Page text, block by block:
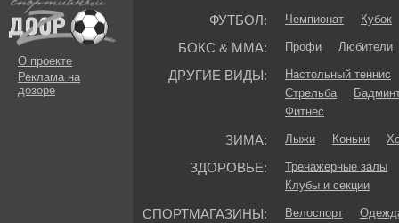
О проекте
Реклама на
дозоре
ФУТБОЛ: Чемпионат Кубок
БОКС & ММА: Профи Любители
ДРУГИЕ ВИДЫ:
Настольный теннис
Стрельба
Фитнес
ЗИМА: Лыжи Коньки
ЗДОРОВЬЕ:
Тренажерные залы
Клубы и секции
СПОРТМАГАЗИНЫ: Велоспорт